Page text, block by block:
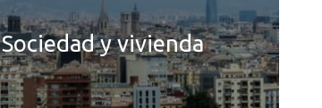
Sociedad y vivienda